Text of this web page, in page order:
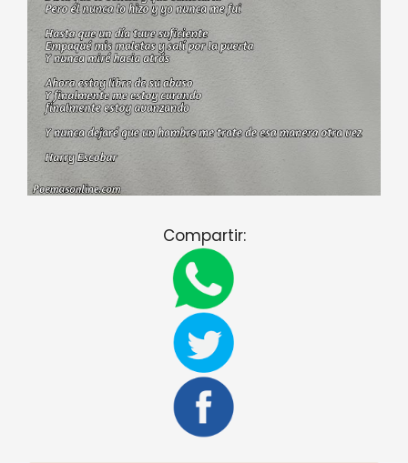
Compartir: